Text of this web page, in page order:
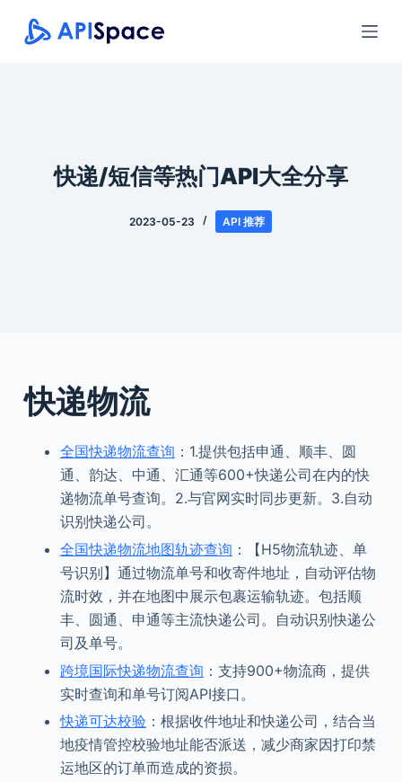
跳
过
快递/短信等热门API大全分享
2023-05-23 API 推荐
快递物流
全国快递物流查询 ：1.提供包括申通、顺丰、圆
通、韵达、中通、汇通等600+快递公司在内的快
递物流单号查询。2.与官网实时同步更新。3.自动
识别快递公司。
全国快递物流地图轨迹查询 ：【H5物流轨迹、单
号识别】通过物流单号和收寄件地址，自动评估物
流时效，并在地图中展示包裹运输轨迹。包括顺
丰、圆通、申通等主流快递公司。自动识别快递公
司及单号。
跨境国际快递物流查询 ：支持900+物流商，提供
实时查询和单号订阅API接口。
快递可达校验：根据收件地址和快递公司，结合当
地疫情管控校验地址能否派送，减少商家因打印禁
运地区的订单而造成的资损。